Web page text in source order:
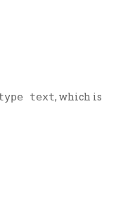
text, which is